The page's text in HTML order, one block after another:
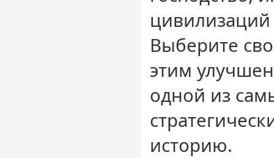
цивилизаций
Выберите
этим
одной из
историю.